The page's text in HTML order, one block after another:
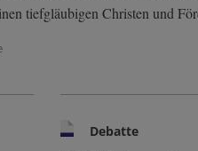
tiefgläubigen Christen und
Debatte